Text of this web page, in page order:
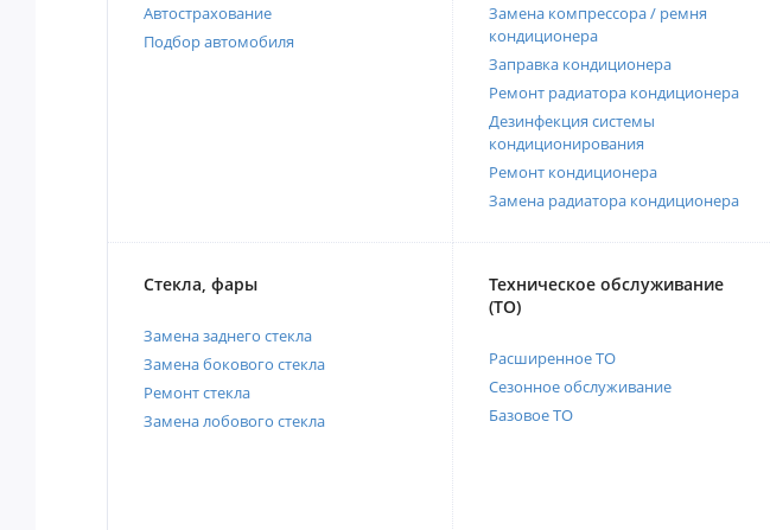
Автострахование
Подбор автомобиля
Замена компрессора / ремня
кондиционера
Заправка кондиционера
Ремонт радиатора кондиционера
Дезинфекция системы
кондиционирования
Ремонт кондиционера
Замена радиатора кондиционера
Стекла, фары
Замена заднего стекла
Замена бокового стекла
Ремонт стекла
Замена лобового стекла
Техническое обслуживание
(ТО)
Расширенное ТО
Сезонное обслуживание
Базовое ТО